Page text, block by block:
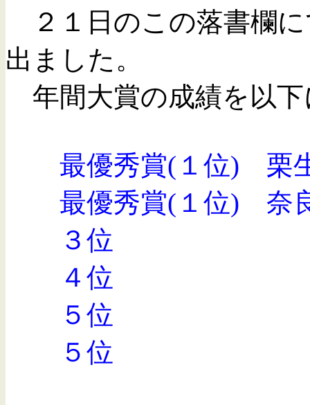
２１日のこの落書欄に
出ました。
年間大賞の成績を以下
最優秀賞(１位) 栗
最優秀賞(１位) 奈良
３位 雪絵
４位 市音
５位 岩本健
５位 康